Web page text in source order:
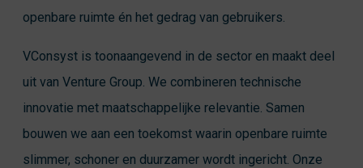
openbare ruimte én het gedrag van gebruikers.
VConsyst is toonaangevend in de sector en maakt deel
uit van Venture Group. We combineren technische
innovatie met maatschappelijke relevantie. Samen
bouwen we aan een toekomst waarin openbare ruimte
slimmer, schoner en duurzamer wordt ingericht. Onze